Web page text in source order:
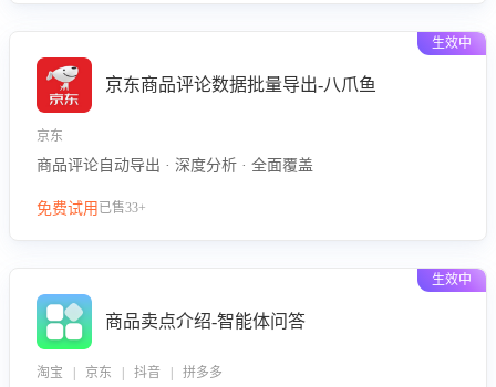
生效中
京东商品评论数据批量导出-八爪鱼
京东
商品评论自动导出 · 深度分析 · 全面覆盖
免费试用 已售33+
生效中
商品卖点介绍-智能体问答
淘宝 | 京东 | 抖音 | 拼多多